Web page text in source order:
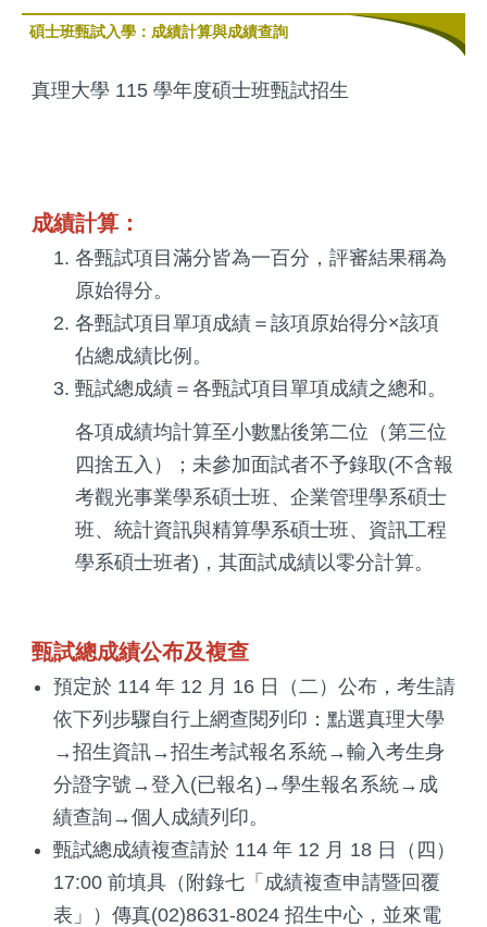
碩士班甄試入學：成績計算與成績查詢
真理大學 115 學年度碩士班甄試招生
成績計算：
各甄試項目滿分皆為一百分，評審結果稱為
原始得分。
各甄試項目單項成績＝該項原始得分×該項
佔總成績比例。
甄試總成績＝各甄試項目單項成績之總和。
各項成績均計算至小數點後第二位（第三位
四捨五入）；未參加面試者不予錄取(不含報
考觀光事業學系碩士班、企業管理學系碩士
班、統計資訊與精算學系碩士班、資訊工程
學系碩士班者)，其面試成績以零分計算。
甄試總成績公布及複查
預定於 114 年 12 月 16 日（二）公布，考生請
依下列步驟自行上網查閱列印：點選真理大學
→招生資訊→招生考試報名系統→輸入考生身
分證字號→登入(已報名)→學生報名系統→成
績查詢→個人成績列印。
甄試總成績複查請於 114 年 12 月 18 日（四）
17:00 前填具（附錄七「成績複查申請暨回覆
表」）傳真(02)8631-8024 招生中心，並來電